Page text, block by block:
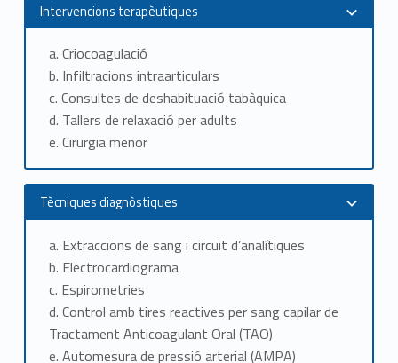
Intervencions terapèutiques
a. Criocoagulació
b. Infiltracions intraarticulars
c. Consultes de deshabituació tabàquica
d. Tallers de relaxació per adults
e. Cirurgia menor
Tècniques diagnòstiques
a. Extraccions de sang i circuit d’analítiques
b. Electrocardiograma
c. Espirometries
d. Control amb tires reactives per sang capilar de
Tractament Anticoagulant Oral (TAO)
e. Automesura de pressió arterial (AMPA)